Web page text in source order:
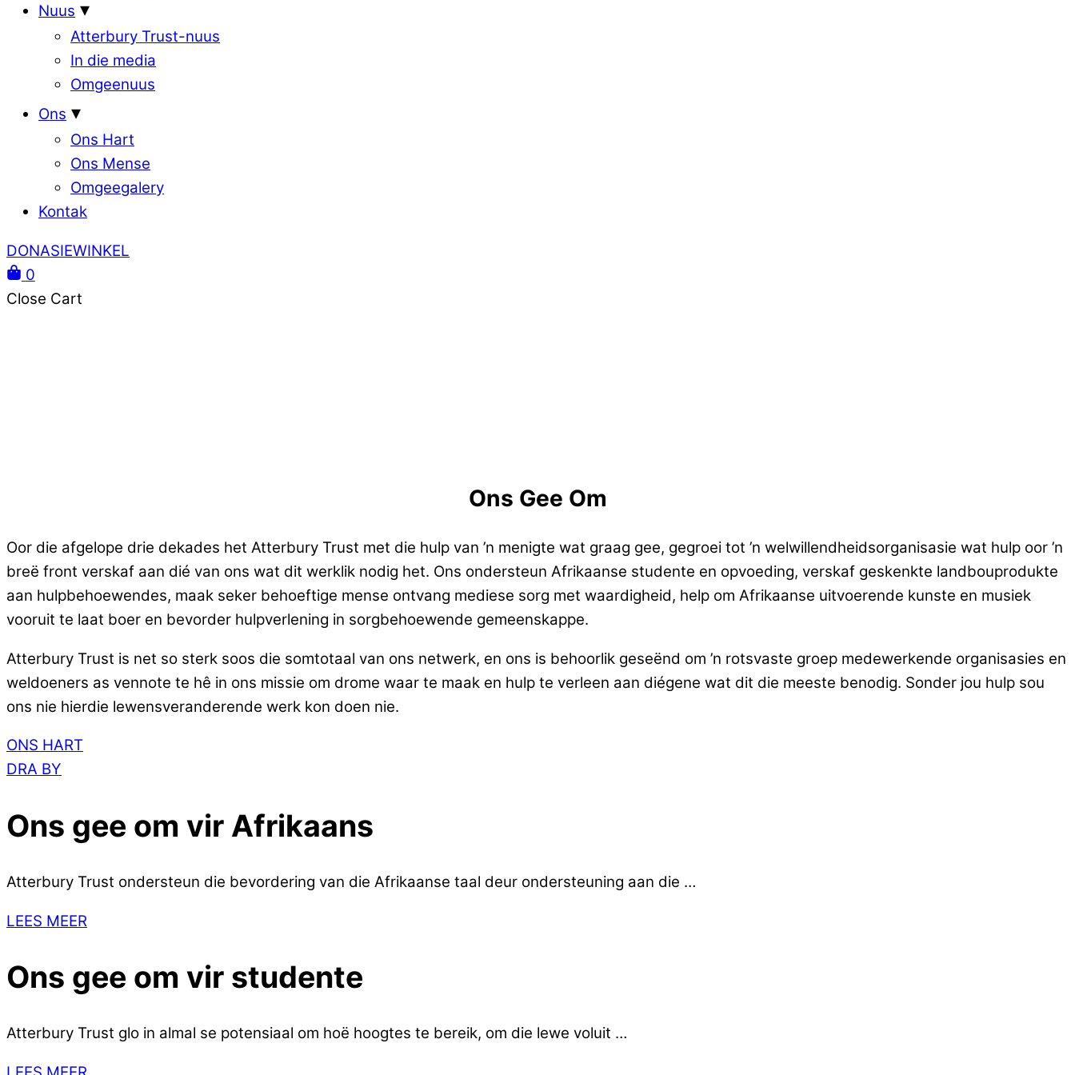
Nuus
Atterbury Trust-nuus
In die media
Omgeenuus
Ons
Ons Hart
Ons Mense
Omgeegalery
Kontak
DONASIEWINKEL
0
Close Cart
Ons Gee Om
Oor die afgelope drie dekades het Atterbury Trust met die hulp van ’n menigte wat graag gee, gegroei tot ’n welwillendheidsorganisasie wat hulp oor ’n
breë front verskaf aan dié van ons wat dit werklik nodig het. Ons ondersteun Afrikaanse studente en opvoeding, verskaf geskenkte landbouprodukte
aan hulpbehoewendes, maak seker behoeftige mense ontvang mediese sorg met waardigheid, help om Afrikaanse uitvoerende kunste en musiek
vooruit te laat boer en bevorder hulpverlening in sorgbehoewende gemeenskappe.
Atterbury Trust is net so sterk soos die somtotaal van ons netwerk, en ons is behoorlik geseënd om ’n rotsvaste groep medewerkende organisasies en
weldoeners as vennote te hê in ons missie om drome waar te maak en hulp te verleen aan diégene wat dit die meeste benodig. Sonder jou hulp sou
ons nie hierdie lewensveranderende werk kon doen nie.
ONS HART
DRA BY
Ons gee om vir Afrikaans
Atterbury Trust ondersteun die bevordering van die Afrikaanse taal deur ondersteuning aan die …
LEES MEER
Ons gee om vir studente
Atterbury Trust glo in almal se potensiaal om hoë hoogtes te bereik, om die lewe voluit …